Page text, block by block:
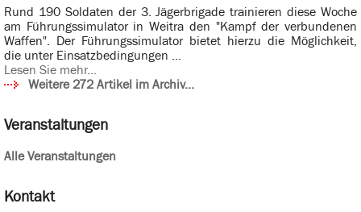
Rund 190 Soldaten der 3. Jägerbrigade trainieren diese Woche
am Führungssimulator in Weitra den "Kampf der verbundenen
Waffen". Der Führungssimulator bietet hierzu die Möglichkeit,
die unter Einsatzbedingungen ...
Lesen Sie mehr...
Weitere 272 Artikel im Archiv...
Veranstaltungen
Alle Veranstaltungen
Kontakt